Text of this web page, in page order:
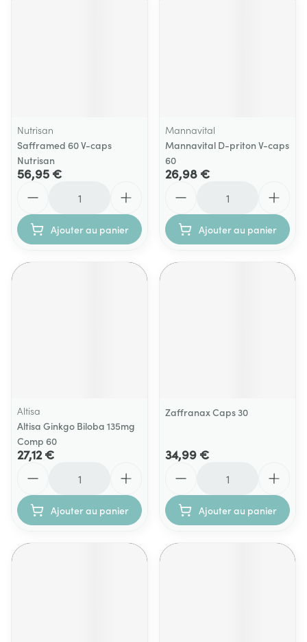
Nutrisan
Safframed 60 V-caps
Nutrisan
56,95 €
Ajouter au panier
Mannavital
Mannavital D-priton V-caps
60
26,98 €
Ajouter au panier
Altisa
Altisa Ginkgo Biloba 135mg
Comp 60
27,12 €
Ajouter au panier
Zaffranax Caps 30
34,99 €
Ajouter au panier